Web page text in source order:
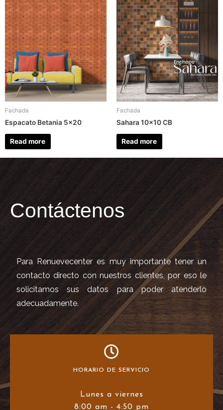
Fachada
Espacato Betania 5×20
Read more
Fachada
Sahara 10×10 CB
Read more
Contáctenos
Para Renuevecenter es muy importante tener un
contacto directo con nuestros clientes, por eso le
solicitamos sus datos para poder atenderlo
adecuadamente.
HORARIO DE SERVICIO
Lunes a viernes
8:00 am - 4:50 pm